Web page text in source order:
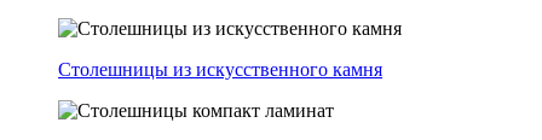
Столешницы из искусственного камня